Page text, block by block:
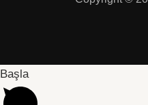
Başla